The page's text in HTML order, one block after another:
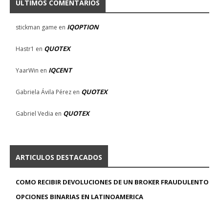
ULTIMOS COMENTARIOS
stickman game en IQOPTION
Hastr1 en QUOTEX
YaarWin en IQCENT
Gabriela Ávila Pérez en QUOTEX
Gabriel Vedia en QUOTEX
ARTICULOS DESTACADOS
COMO RECIBIR DEVOLUCIONES DE UN BROKER FRAUDULENTO
OPCIONES BINARIAS EN LATINOAMERICA